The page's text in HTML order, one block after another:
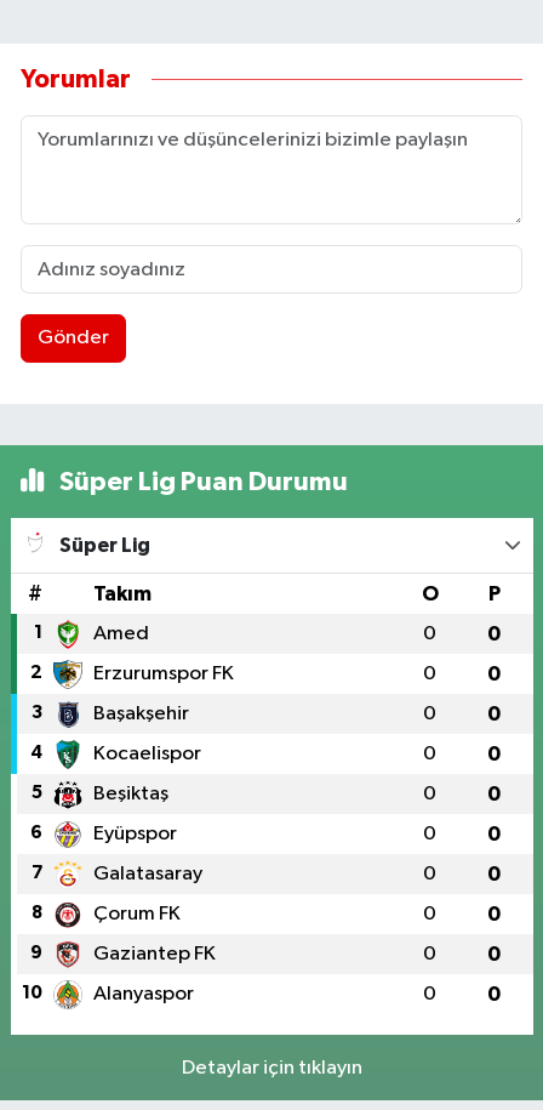
Yorumlar
Gönder
Süper Lig Puan Durumu
Süper Lig
# Takım O P
1 Amed 0 0
2 Erzurumspor FK 0 0
3 Başakşehir 0 0
4 Kocaelispor 0 0
5 Beşiktaş 0 0
6 Eyüpspor 0 0
7 Galatasaray 0 0
8 Çorum FK 0 0
9 Gaziantep FK 0 0
10 Alanyaspor 0 0
Detaylar için tıklayın